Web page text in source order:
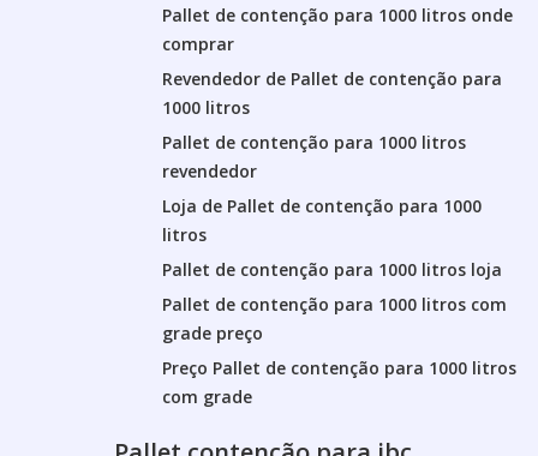
Pallet de contenção para 1000 litros onde
comprar
Revendedor de Pallet de contenção para
1000 litros
Pallet de contenção para 1000 litros
revendedor
Loja de Pallet de contenção para 1000
litros
Pallet de contenção para 1000 litros loja
Pallet de contenção para 1000 litros com
grade preço
Preço Pallet de contenção para 1000 litros
com grade